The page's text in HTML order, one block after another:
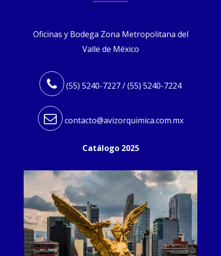
Oficinas y Bodega Zona Metropolitana del
Valle de México
(55) 5240-7227 / (55) 5240-7224
contacto@avizorquimica.com.mx
Catálogo 2025